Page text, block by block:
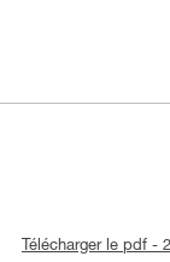
Télécharger le pdf -